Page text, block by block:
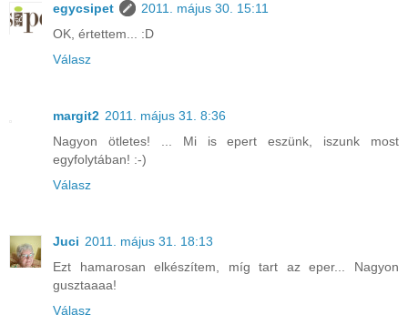
egycsipet
2011. május 30. 15:11
OK, értettem... :D
Válasz
margit2 2011. május 31. 8:36
Nagyon ötletes! ... Mi is epert eszünk, iszunk most
egyfolytában! :-)
Válasz
Juci 2011. május 31. 18:13
Ezt hamarosan elkészítem, míg tart az eper... Nagyon
gusztaaaa!
Válasz